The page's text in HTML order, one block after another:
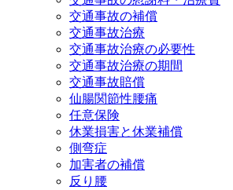
交通事故の補償
交通事故治療
交通事故治療の必要性
交通事故治療の期間
交通事故賠償
仙腸関節性腰痛
任意保険
休業損害と休業補償
側弯症
加害者の補償
反り腰